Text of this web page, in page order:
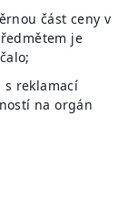
část ceny v
je
reklamací
na orgán